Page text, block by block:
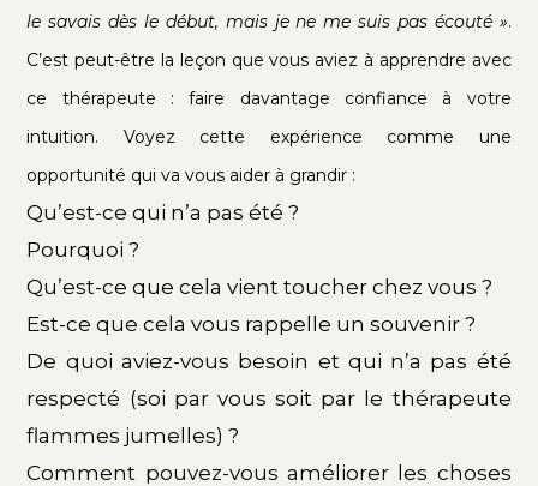
le savais dès le début, mais je ne me suis pas écouté ».
C’est peut-être la leçon que vous aviez à apprendre avec
ce thérapeute : faire davantage confiance à votre
intuition. Voyez cette expérience comme une
opportunité qui va vous aider à grandir :
Qu’est-ce qui n’a pas été ?
Pourquoi ?
Qu’est-ce que cela vient toucher chez vous ?
Est-ce que cela vous rappelle un souvenir ?
De quoi aviez-vous besoin et qui n’a pas été
respecté (soi par vous soit par le thérapeute
flammes jumelles) ?
Comment pouvez-vous améliorer les choses